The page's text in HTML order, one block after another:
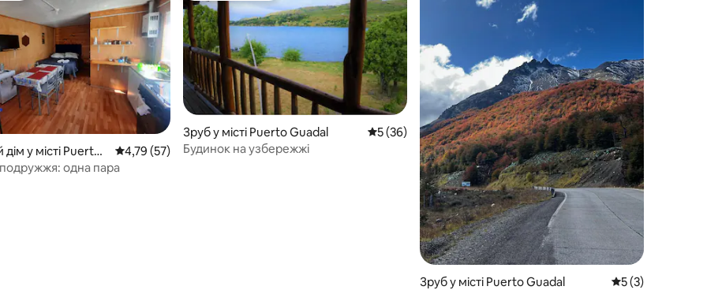
відгуки: 17
дім у місті Puerto
Середня оцінка: 4,79 з 5, відгуки: 57
4,79 (57)
одна пара
Зруб у місті Puerto Guadal Середня оцінка: 5 з 5, відгуки: 36
5 (36)
Будинок на узбережжі
Зруб у місті Puerto Guadal Середня оцінка:
5 (3)